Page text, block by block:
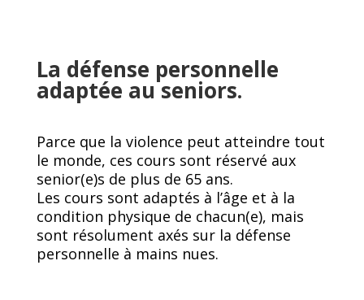
La défense personnelle
adaptée au seniors.
Parce que la violence peut atteindre tout
le monde, ces cours sont réservé aux
senior(e)s de plus de 65 ans.
Les cours sont adaptés à l’âge et à la
condition physique de chacun(e), mais
sont résolument axés sur la défense
personnelle à mains nues.